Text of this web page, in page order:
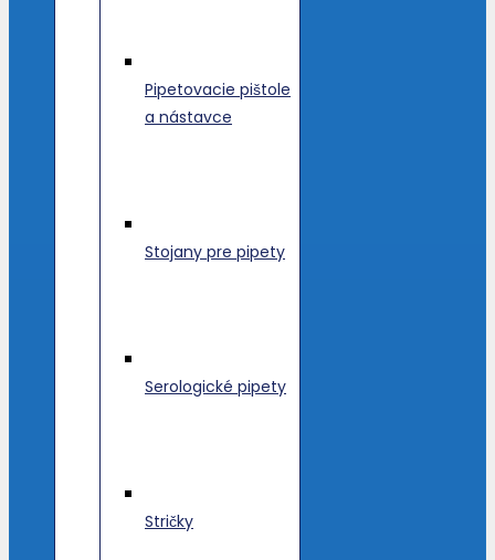
Pipetovacie pištole
a nástavce
Stojany pre pipety
Serologické pipety
Stričky